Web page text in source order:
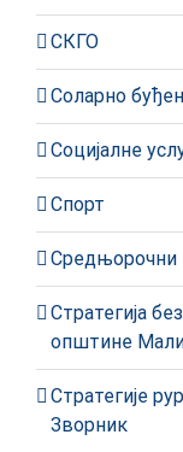
СКГО
Соларно
Социјалне
Спорт
Средњорочни
Стратегија
општине
Стратегије
Зворник